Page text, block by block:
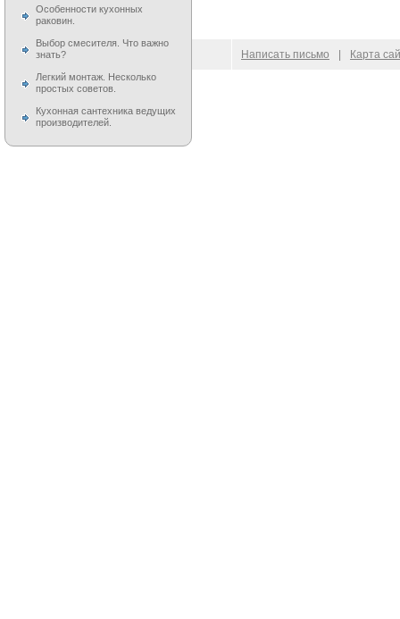
Особенности кухонных
раковин.
Выбор смесителя. Что важно
знать?
Легкий монтаж. Несколько
простых советов.
Кухонная сантехника ведущих
производителей.
© 2009–2026 Написать письмо Карта